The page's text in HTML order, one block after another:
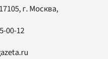
, г. Москва,
00-12